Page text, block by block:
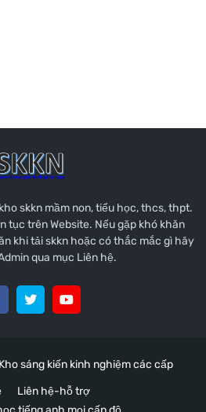
skkn mầm non, tiểu học, thcs, thpt.
tục trên Website. Nếu gặp khó khăn
khi tải skkn hoặc có thắc mắc gì hãy
qua mục Liên hệ.
Kho sáng kiến kinh nghiệm các cấp
Liên hệ-hỗ trợ